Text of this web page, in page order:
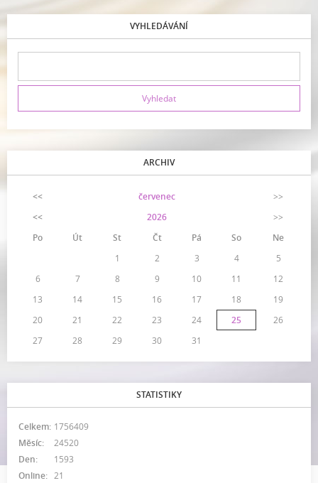
VYHLEDÁVÁNÍ
ARCHIV
<< červenec
>>
<<
2026
>>
Po
Út St Čt Pá So
Ne
1
2 3 4
5
6
7 8 9 10 11
12
13
14 15 16 17 18
19
20
21 22 23 24 25
26
27
28 29 30 31
STATISTIKY
Online: 21
Celkem: 1756409
Měsíc:
24520
Den:
1593